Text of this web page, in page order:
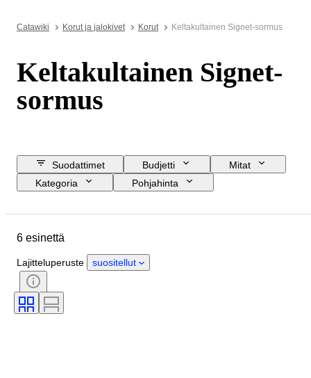
Catawiki Korut ja jalokivet Korut Keltakultainen Signet-sormus
Keltakultainen Signet-
sormus
Suodattimet Budjetti
Mitat
Kategoria
Pohjahinta
Materiaali
Kivi
Hienous
Tyylisuuntaus
Leikkaus
Aikakausi
6 esinettä
Lajitteluperuste suositellut